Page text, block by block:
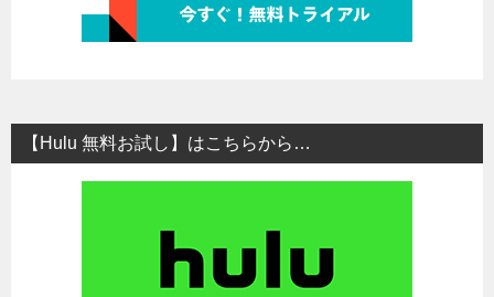
【Hulu 無料お試し】はこちらから…